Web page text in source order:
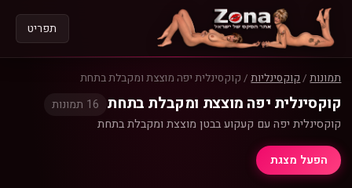
תפריט
תמונות / קוקסינליות / קוקסינלית יפה מוצצת ומקבלת בתחת
קוקסינלית יפה מוצצת ומקבלת בתחת 16 תמונות
קוקסינלית יפה עם קעקוע בבטן מוצצת ומקבלת בתחת
הפעל מצגת